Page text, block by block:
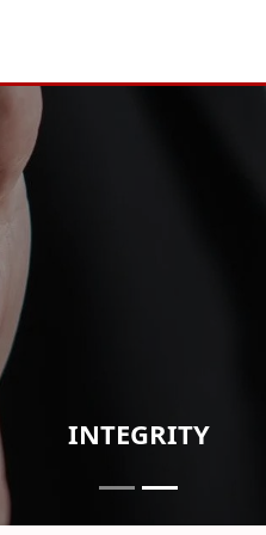
INTEGRITY